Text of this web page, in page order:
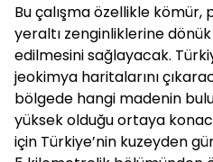
Bu çalışma özellikle
yeraltı zenginliklerine
edilmesini sağlayacak.
jeokimya haritalarını
bölgede hangi madenin
yüksek olduğu ortaya
için Türkiye’nin kuzeyden